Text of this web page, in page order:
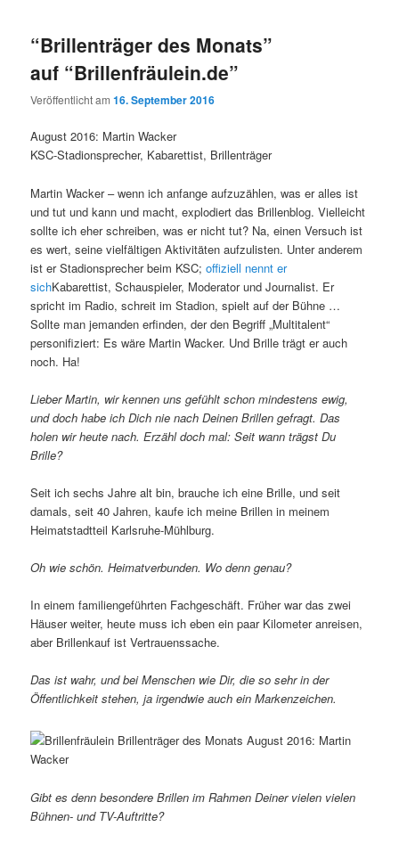
“Brillenträger des Monats”
auf “Brillenfräulein.de”
Veröffentlicht am16. September 2016
August 2016: Martin Wacker
KSC-Stadionsprecher, Kabarettist, Brillenträger
Martin Wacker – wenn ich anfange aufzuzählen, was er alles ist
und tut und kann und macht, explodiert das Brillenblog. Vielleicht
sollte ich eher schreiben, was er nicht tut? Na, einen Versuch ist
es wert, seine vielfältigen Aktivitäten aufzulisten. Unter anderem
ist er Stadionsprecher beim KSC;offiziell nennt er
sichKabarettist, Schauspieler, Moderator und Journalist. Er
spricht im Radio, schreit im Stadion, spielt auf der Bühne …
Sollte man jemanden erfinden, der den Begriff „Multitalent“
personifiziert: Es wäre Martin Wacker. Und Brille trägt er auch
noch. Ha!
Lieber Martin, wir kennen uns gefühlt schon mindestens ewig,
und doch habe ich Dich nie nach Deinen Brillen gefragt. Das
holen wir heute nach. Erzähl doch mal: Seit wann trägst Du
Brille?
Seit ich sechs Jahre alt bin, brauche ich eine Brille, und seit
damals, seit 40 Jahren, kaufe ich meine Brillen in meinem
Heimatstadtteil Karlsruhe-Mühlburg.
Oh wie schön. Heimatverbunden. Wo denn genau?
In einem familiengeführten Fachgeschäft. Früher war das zwei
Häuser weiter, heute muss ich eben ein paar Kilometer anreisen,
aber Brillenkauf ist Vertrauenssache.
Das ist wahr, und bei Menschen wie Dir, die so sehr in der
Öffentlichkeit stehen, ja irgendwie auch ein Markenzeichen.
Gibt es denn besondere Brillen im Rahmen Deiner vielen vielen
Bühnen- und TV-Auftritte?